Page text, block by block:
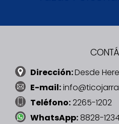
Dirección:Desde
E-mail:
Teléfono:2265-1202
WhatsApp:8828-